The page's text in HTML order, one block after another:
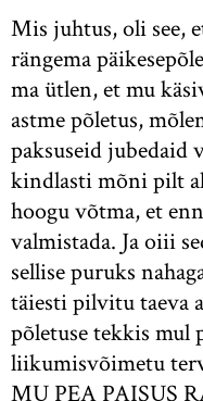
Mis juhtus, oli see,
rängema
ma ütlen, et mu
astme põletus,
paksuseid jubedaid
kindlasti mõni pilt
hoogu võtma, et
valmistada. Ja oiii
sellise puruks
täiesti pilvitu taeva
põletuse tekkis mul
liikumisvõimetu
MU PEA PAISUS